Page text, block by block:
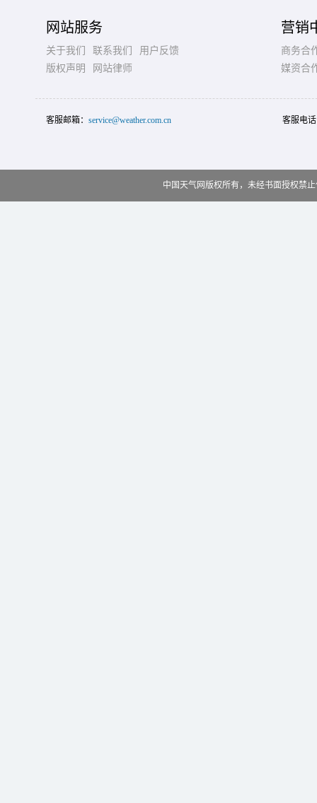
网站服务
关于我们 联系我们
用户反馈
版权声明
网站律师
营销
商务合
媒资合
客服邮箱： service@weather.com.cn 客服电
中国天气网版权所有，未经书面授权